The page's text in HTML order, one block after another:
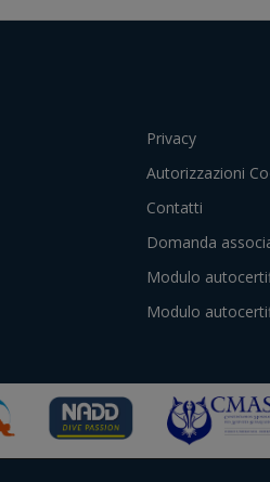
Privacy
Autorizzazioni
Contatti
Domanda
Modulo
Modulo